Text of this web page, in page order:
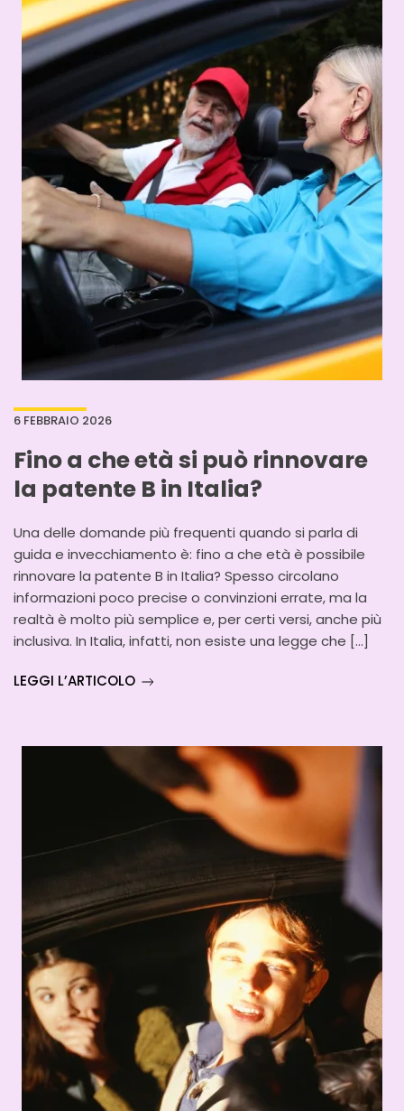
6 FEBBRAIO 2026
Fino a che età si può rinnovare
la patente B in Italia?
Una delle domande più frequenti quando si parla di
guida e invecchiamento è: fino a che età è possibile
rinnovare la patente B in Italia? Spesso circolano
informazioni poco precise o convinzioni errate, ma la
realtà è molto più semplice e, per certi versi, anche più
inclusiva. In Italia, infatti, non esiste una legge che […]
LEGGI L’ARTICOLO